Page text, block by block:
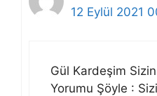
12 Eylül 2021
Gül Kardeşim Sizin
Yorumu Şöyle :